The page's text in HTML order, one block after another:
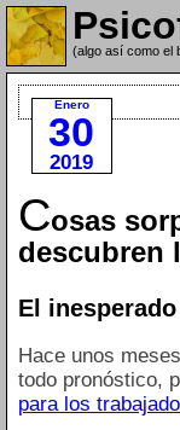
(algo así como el
Enero
30
2019
Cosas
descubren
El
Hace unos
todo pronóstico,
para los